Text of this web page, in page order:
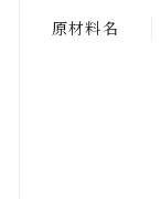
原材料名